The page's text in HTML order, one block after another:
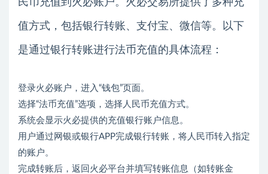
民币充值到火必账户。火必交易所提供了多种充
值方式，包括银行转账、支付宝、微信等。以下
是通过银行转账进行法币充值的具体流程：
登录火必账户，进入“钱包”页面。
选择“法币充值”选项，选择人民币充值方式。
系统会显示火必提供的充值银行账户信息。
用户通过网银或银行APP完成银行转账，将人民币转入指定
的账户。
完成转账后，返回火必平台并填写转账信息（如转账金